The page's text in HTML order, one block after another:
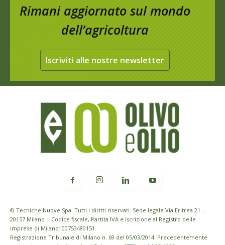
Rimani aggiornato sul mondo
dell’agricoltura
Iscriviti alle nostre newsletter
© Tecniche Nuove Spa. Tutti i diritti riservati. Sede legale Via Eritrea 21 -
20157 Milano | Codice fiscale, Partita IVA e Iscrizione al Registro delle
imprese di Milano: 00753480151
Registrazione Tribunale di Milano n. 69 del 05/03/2014. Precedentemente